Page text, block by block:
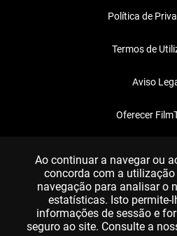
Política de
Termos de
Aviso
Oferecer
Ao continuar a navegar ou
concorda com a
navegação para analisar o
estatísticas. Isto permite-
informações de sessão e
seguro ao site. Consulte a